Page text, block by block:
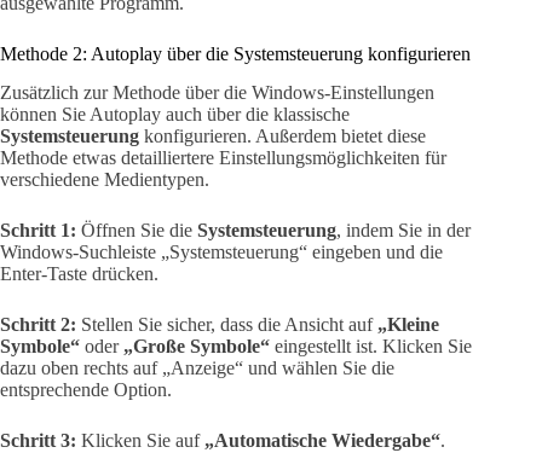
Methode 2: Autoplay über die Systemsteuerung konfigurieren
Zusätzlich zur Methode über die Windows-Einstellungen
können Sie Autoplay auch über die klassische
Systemsteuerung konfigurieren. Außerdem bietet diese
Methode etwas detailliertere Einstellungsmöglichkeiten für
verschiedene Medientypen.
Schritt 1: Öffnen Sie die Systemsteuerung, indem Sie in der
Windows-Suchleiste „Systemsteuerung“ eingeben und die
Enter-Taste drücken.
Schritt 2: Stellen Sie sicher, dass die Ansicht auf „Kleine
Symbole“ oder „Große Symbole“ eingestellt ist. Klicken Sie
dazu oben rechts auf „Anzeige“ und wählen Sie die
entsprechende Option.
Schritt 3: Klicken Sie auf „Automatische Wiedergabe“.